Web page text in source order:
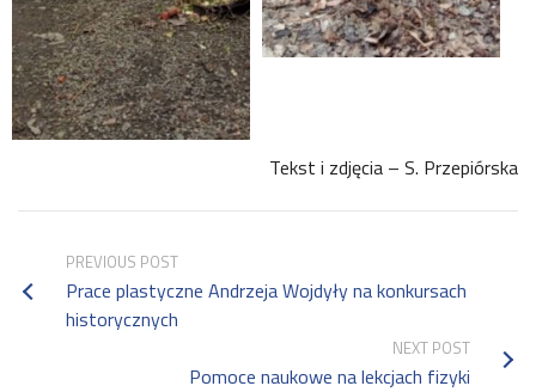
Tekst i zdjęcia – S. Przepiórska
PREVIOUS POST
Prace plastyczne Andrzeja Wojdyły na konkursach
historycznych
NEXT POST
Pomoce naukowe na lekcjach fizyki